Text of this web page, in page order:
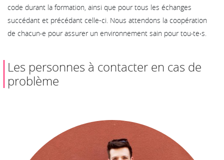
code durant la formation, ainsi que pour tous les échanges
succédant et précédant celle-ci. Nous attendons la coopération
de chacun‧e pour assurer un environnement sain pour tou‧te‧s.
Les personnes à contacter en cas de
problème